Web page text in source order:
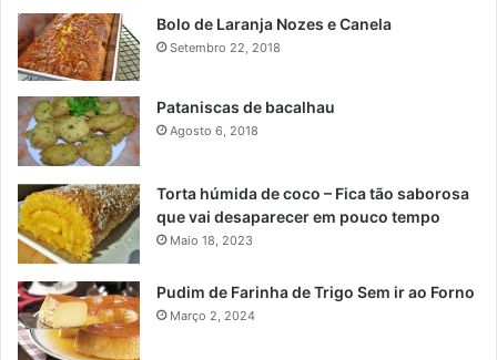
Bolo de Laranja Nozes e Canela
Setembro 22, 2018
Pataniscas de bacalhau
Agosto 6, 2018
Torta húmida de coco – Fica tão saborosa
que vai desaparecer em pouco tempo
Maio 18, 2023
Pudim de Farinha de Trigo Sem ir ao Forno
Março 2, 2024